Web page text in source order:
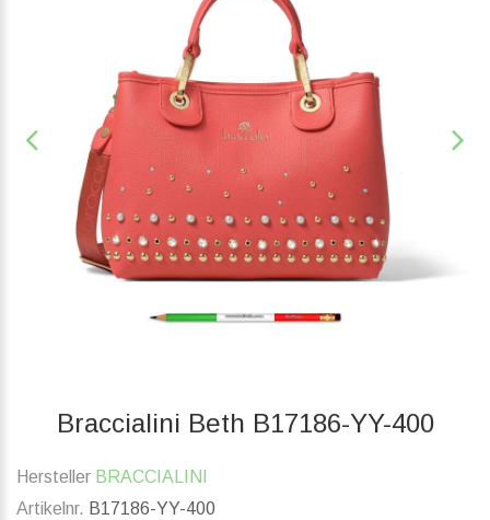
Braccialini Beth B17186-YY-400
Hersteller BRACCIALINI
Artikelnr. B17186-YY-400